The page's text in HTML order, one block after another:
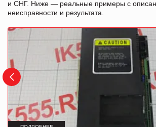
и СНГ. Ниже — реальные примеры с
неисправности и результата.